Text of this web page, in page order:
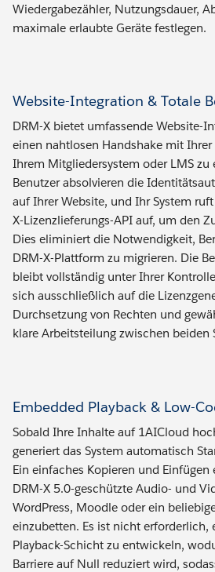
Wiedergabezähler, Nutzungsdauer,
maximale erlaubte Geräte festlegen.
Website-Integration & Totale
DRM-X bietet umfassende Website-
einen nahtlosen Handshake mit
Ihrem Mitgliedersystem oder LMS zu
Benutzer absolvieren die
auf Ihrer Website, und Ihr System
X-Lizenzlieferungs-API auf, um den
Dies eliminiert die Notwendigkeit,
DRM-X-Plattform zu migrieren. Die
bleibt vollständig unter Ihrer
sich ausschließlich auf die
Durchsetzung von Rechten und
klare Arbeitsteilung zwischen beiden
Embedded Playback & Low-
Sobald Ihre Inhalte auf 1AICloud
generiert das System automatisch
Ein einfaches Kopieren und
DRM-X 5.0-geschützte Audio- und
WordPress, Moodle oder ein
einzubetten. Es ist nicht erforderlich,
Playback-Schicht zu entwickeln,
Barriere auf Null reduziert wird,